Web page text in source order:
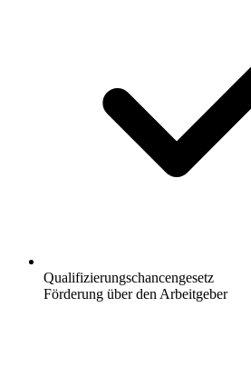
Qualifizierungschancengesetz
Förderung über den Arbeitgeber